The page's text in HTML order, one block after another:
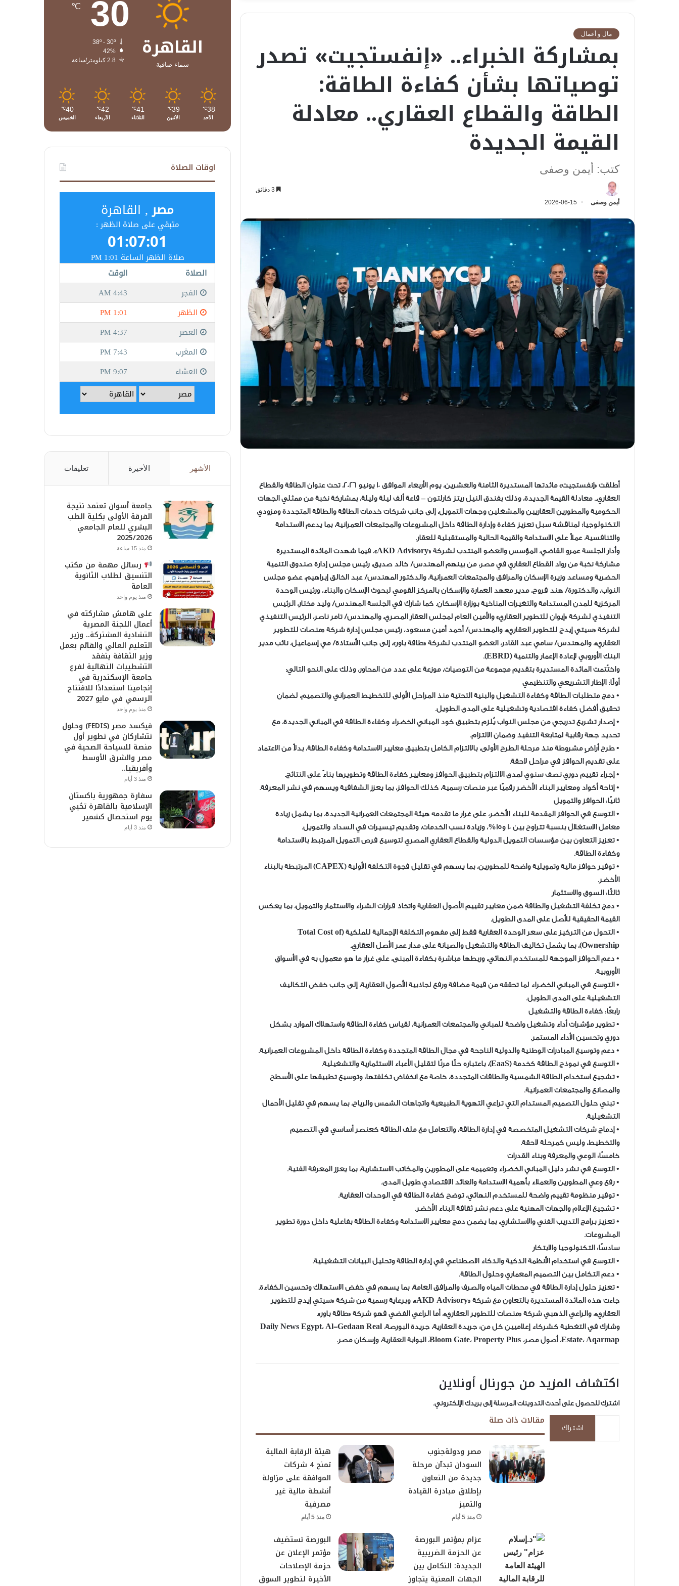
مال و أعمال
بمشاركة الخبراء.. «إنفستجيت» تصدر
توصياتها بشأن كفاءة الطاقة:
الطاقة والقطاع العقاري.. معادلة
القيمة الجديدة
كتب: أيمن وصفى
أيمن وصفى 2026-06-15
أطلقت «إنفستجيت» مائدتها المستديرة الثامنة والعشرين، يوم الأربعاء الموافق 10 يونيو 2026، تحت عنوان الطاقة والقطاع
العقاري.. معادلة القيمة الجديدة، وذلك بفندق النيل ريتز كارلتون – قاعة ألف ليلة وليلة، بمشاركة نخبة من ممثلي الجهات
الحكومية والمطورين العقاريين والمشغلين وجهات التمويل، إلى جانب شركات خدمات الطاقة والطاقة المتجددة ومزودي
التكنولوجيا؛ لمناقشة سبل تعزيز كفاءة وإدارة الطاقة داخل المشروعات والمجتمعات العمرانية، بما يدعم الاستدامة
والتنافسية، عملاً على الاستدامة والقيمة الحالية والمستقبلية للعقار.
وأدار الجلسة عمرو القاضي، المؤسس والعضو المنتدب لشركة «AKD Advisory»، فيما شهدت المائدة المستديرة
مشاركة نخبة من رواد القطاع العقاري في مصر، من بينهم المهندس/ خالد صديق، رئيس مجلس إدارة صندوق التنمية
الحضرية ومساعد وزيرة الإسكان والمرافق والمجتمعات العمرانية، والدكتور المهندس/ عبد الخالق إبراهيم، عضو مجلس
النواب، والدكتورة/ هند فروح، مدير معهد العمارة والإسكان بالمركز القومي لبحوث الإسكان والبناء، ورئيس الوحدة
المركزية للمدن المستدامة والتغيرات المناخية بوزارة الإسكان. كما شارك في الجلسة المهندس/ وليد مختار، الرئيس
التنفيذي لشركة «إيوان للتطوير العقاري» والأمين العام لمجلس العقار المصري، والمهندس/ تامر ناصر، الرئيس التنفيذي
لشركة «سيتي إيدج للتطوير العقاري»، والمهندس/ أحمد أمين مسعود، رئيس مجلس إدارة شركة «منصات للتطوير
العقاري»، والمهندس/ سامي عبد القادر، العضو المنتدب لشركة «طاقة باور»، إلى جانب الأستاذة/ مي إسماعيل، نائب مدير
البنك الأوروبي لإعادة الإعمار والتنمية (EBRD).
واختُتمت المائدة المستديرة بتقديم مجموعة من التوصيات، موزعة على عدد من المحاور، وذلك على النحو التالي:
أولًا: الإطار التشريعي والتنظيمي
• دمج متطلبات الطاقة وكفاءة التشغيل والبنية التحتية منذ المراحل الأولى للتخطيط العمراني والتصميم، لضمان
تحقيق أفضل كفاءة اقتصادية وتشغيلية على المدى الطويل.
• إصدار تشريع تدريجي من مجلس النواب يُلزم بتطبيق كود المباني الخضراء وكفاءة الطاقة في المباني الجديدة، مع
تحديد جهة رقابية لمتابعة التنفيذ وضمان الالتزام.
• طرح أراضٍ مشروطة منذ مرحلة الطرح الأولى، بالالتزام الكامل بتطبيق معايير الاستدامة وكفاءة الطاقة، بدلاً من الاعتماد
على تقديم الحوافز في مراحل لاحقة.
• إجراء تقييم دوري نصف سنوي لمدى الالتزام بتطبيق الحوافز ومعايير كفاءة الطاقة وتطويرها بناءً على النتائج.
• إتاحة أكواد ومعايير البناء الأخضر رقميًا عبر منصات رسمية، كذلك الحوافز، بما يعزز الشفافية ويسهم في نشر المعرفة.
ثانيًا: الحوافز والتمويل
• التوسع في الحوافز المقدمة للبناء الأخضر، على غرار ما تقدمه هيئة المجتمعات العمرانية الجديدة، بما يشمل زيادة
معامل الاستغلال بنسبة تتراوح بين 10 و15%، وزيادة نسب الخدمات، وتقديم تيسيرات في السداد والتمويل.
• تعزيز التعاون بين مؤسسات التمويل الدولية والقطاع العقاري المصري لتوسيع فرص التمويل المرتبط بالاستدامة
وكفاءة الطاقة.
• توفير حوافز مالية وتمويلية واضحة للمطورين، بما يسهم في تقليل فجوة التكلفة الأولية (CAPEX) المرتبطة بالبناء
الأخضر.
ثالثًا: السوق والاستثمار
• دمج تكلفة التشغيل والطاقة ضمن معايير تقييم الأصول العقارية واتخاذ قرارات الشراء والاستثمار والتمويل، بما يعكس
القيمة الحقيقية للأصل على المدى الطويل.
• التحول من التركيز على سعر الوحدة العقارية فقط إلى مفهوم التكلفة الإجمالية للملكية (Total Cost of
Ownership)، بما يشمل تكاليف الطاقة والتشغيل والصيانة على مدار عمر الأصل العقاري.
• دعم الحوافز الموجهة للمستخدم النهائي، وربطها مباشرة بكفاءة المبنى، على غرار ما هو معمول به في الأسواق
الأوروبية.
• التوسع في المباني الخضراء لما تحققه من قيمة مضافة ورفع لجاذبية الأصول العقارية، إلى جانب خفض التكاليف
التشغيلية على المدى الطويل.
رابعًا: كفاءة الطاقة والتشغيل
• تطوير مؤشرات أداء وتشغيل واضحة للمباني والمجتمعات العمرانية، لقياس كفاءة الطاقة واستهلاك الموارد بشكل
دوري وتحسين الأداء المستمر.
• دعم وتوسيع المبادرات الوطنية والدولية الناجحة في مجال الطاقة المتجددة وكفاءة الطاقة داخل المشروعات العمرانية.
• التوسع في نموذج الطاقة كخدمة (EaaS)، باعتباره حلًا مرنًا لتقليل الأعباء الاستثمارية والتشغيلية.
• تشجيع استخدام الطاقة الشمسية والطاقات المتجددة، خاصة مع انخفاض تكلفتها، وتوسيع تطبيقها على الأسطح
والمصانع والمجتمعات العمرانية.
• تبني حلول التصميم المستدام التي تراعي التهوية الطبيعية واتجاهات الشمس والرياح، بما يسهم في تقليل الأحمال
التشغيلية.
• إدماج شركات التشغيل المتخصصة في إدارة الطاقة، والتعامل مع ملف الطاقة كعنصر أساسي في التصميم
والتخطيط، وليس كمرحلة لاحقة.
خامسًا: الوعي والمعرفة وبناء القدرات
• التوسع في نشر دليل المباني الخضراء وتعميمه على المطورين والمكاتب الاستشارية، بما يعزز المعرفة الفنية.
• رفع وعي المطورين والعملاء بأهمية الاستدامة والعائد الاقتصادي طويل المدى.
• توفير منظومة تقييم واضحة للمستخدم النهائي، توضح كفاءة الطاقة في الوحدات العقارية.
• تشجيع الإعلام والجهات المهنية على دعم نشر ثقافة البناء الأخضر.
• تعزيز برامج التدريب الفني والاستشاري، بما يضمن دمج معايير الاستدامة وكفاءة الطاقة بفاعلية داخل دورة تطوير
المشروعات.
سادسًا: التكنولوجيا والابتكار
• التوسع في استخدام الأنظمة الذكية والذكاء الاصطناعي في إدارة الطاقة وتحليل البيانات التشغيلية.
• دعم التكامل بين التصميم المعماري وحلول الطاقة.
• تعزيز حلول إدارة الطاقة في محطات المياه والصرف والمرافق العامة، بما يسهم في خفض الاستهلاك وتحسين الكفاءة.
جاءت هذه المائدة المستديرة بالتعاون مع شركة «AKD Advisory»، وبرعاية رسمية من شركة «سيتي إيدج للتطوير
العقاري»، والراعي الذهبي شركة «منصات للتطوير العقاري»، أما الراعي الفضي فهو شركة «طاقة باور».
وشارك في التغطية كشركاء إعلاميين كل من: جريدة العقارية، جريدة البورصة، Daily News Egypt، Al-Gedaan Real
Estate، Aqarmap، أصول مصر، Bloom Gate، Property Plus، البوابة العقارية، وإسكان مصر.
اكتشاف المزيد من جورنال أونلاين
اشترك للحصول على أحدث التدوينات المرسلة إلى بريدك الإلكتروني.
كتابة بريدك الإلكتروني...
اشتراك
مقالات ذات صلة
مصر ودولةجنوب
السودان تبدآن مرحلة
جديدة من التعاون
بإطلاق مبادرة القيادة
والتميز
منذ 5 أيام
هيئة الرقابة المالية
تمنح 4 شركات
الموافقة على مزاولة
أنشطة مالية غير
مصرفية
منذ 5 أيام
عزام بمؤتمر البورصة
عن الحزمة الضريبية
الجديدة: التكامل بين
الجهات المعنية يتجاوز
البورصة تستضيف
مؤتمر الإعلان عن
حزمة الإصلاحات
الأخيرة لتطوير السوق
القاهرة
سماء صافية
30
℃
38º - 30º
42%
2.8 كيلومتر/ساعة
38
℃
الأحد
39
℃
الأثنين
41
℃
الثلاثاء
42
℃
الأربعاء
40
℃
الخميس
اوقات الصلاة
الأشهر الأخيرة تعليقات
جامعة أسوان تعتمد نتيجة
الفرقة الأولى بكلية الطب
البشري للعام الجامعي
2025/2026
منذ 15 ساعة
رسائل مهمة من مكتب
التنسيق لطلاب الثانوية
العامة
منذ يوم واحد
على هامش مشاركته في
أعمال اللجنة المصرية
التشادية المشتركة.. وزير
التعليم العالي والقائم بعمل
وزير الثقافة يتفقد
التشطيبات النهائية لفرع
جامعة الإسكندرية في
إنجامينا استعدادًا للافتتاح
الرسمي في مايو 2027
منذ يوم واحد
فيكسد مصر (FEDIS) وحلول
تتشاركان في تطوير أول
منصة للسياحة الصحية في
مصر والشرق الأوسط
وأفريقيا..
منذ 3 أيام
سفارة جمهورية باكستان
الإسلامية بالقاهرة تحُيي
يوم استحصال كشمير
منذ 3 أيام